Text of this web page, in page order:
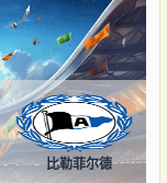
比勒菲尔德